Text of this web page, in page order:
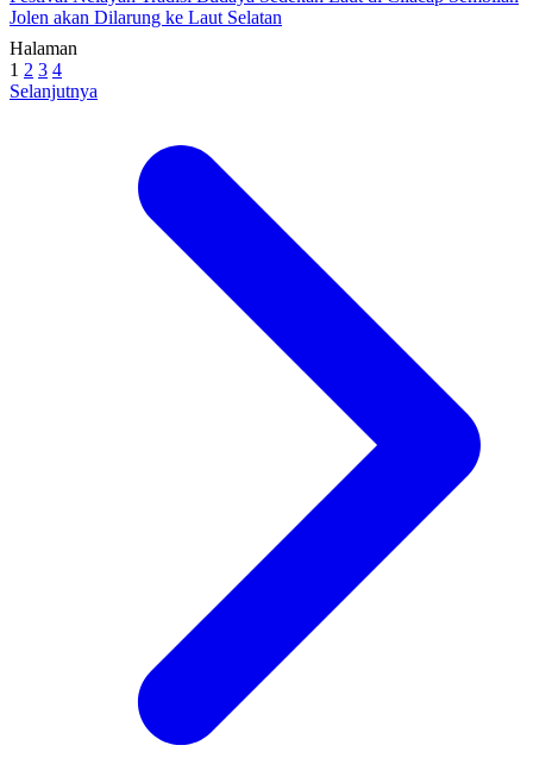
Jolen akan Dilarung ke Laut Selatan
Halaman
1 2 3 4
Selanjutnya